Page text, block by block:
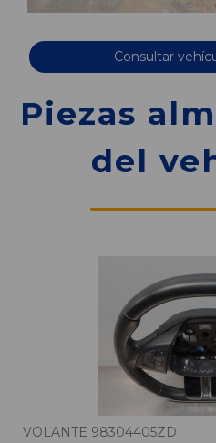
Consultar
Piezas
del
VOLANTE 98304405ZD